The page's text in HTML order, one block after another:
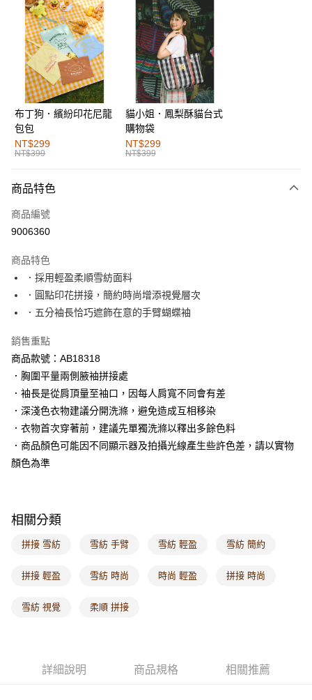
購物金
超商取貨付款
LINE Pay
街口支付
運送方式
全家取貨付款
每筆NT$60，滿NT$1,000(含以上)免運費
付款後全家取貨
萊爾富取貨付款
付款後萊爾富取貨
每筆NT$60，滿NT$1,000(含以上)免運費
7-11取貨付款
每筆NT$60，滿NT$1,000(含以上)免運費
付款後7-11取貨
每筆NT$60，滿NT$1,000(含以上)免運費
宅配
每筆NT$120，滿NT$1,000(含以上)免運費
付款後門市自取
每筆NT$60，滿NT$1,000(含以上)免運費
海外配送-其他亞洲地區
海外配送-歐美地區 查看運費
布丁狗．繽紛印花尼龍
包包
NT$299
NT$399
貓小姐．鳳梨酥貓台式
購物袋
NT$299
NT$399
商品特色
商品編號
9006360
商品特色
．採用輕盈柔順雪紡面料
．圓點印花拼接，簡約時尚增添視覺層次
．五分袖長恰巧遮飾在意的手臂蝴蝶袖
銷售重點
商品款號：AB18318
．胸圍平量兩側腋袖拼接處
．袖長是從肩頂量至袖口，因每人肩寬不同會有差
．深淺色衣物建議分開洗滌，避免造成互相移染
．衣物首次穿著前，建議先單獨洗滌以釋出多餘色料
．商品顏色可能因不同顯示器及拍攝光線產生些許色差，請以實物
顏色為準
相關分類
拼接 雪紡 雪紡 手臂 雪紡 輕盈 雪紡 簡約
拼接 輕盈 雪紡 時尚 時尚 輕盈 拼接 時尚
雪紡 視覺 柔順 拼接
詳細說明 商品規格 相關推薦